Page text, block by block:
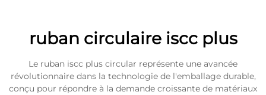
ruban circulaire iscc plus
Le ruban iscc plus circular représente une avancée
révolutionnaire dans la technologie de l'emballage durable,
conçu pour répondre à la demande croissante de matériaux